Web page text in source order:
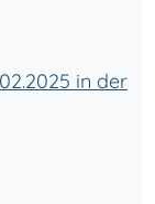
in der